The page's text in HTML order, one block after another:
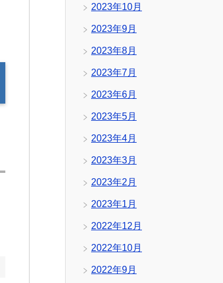
2023年10月
2023年9月
2023年8月
2023年7月
2023年6月
2023年5月
2023年4月
2023年3月
2023年2月
2023年1月
2022年12月
2022年10月
2022年9月